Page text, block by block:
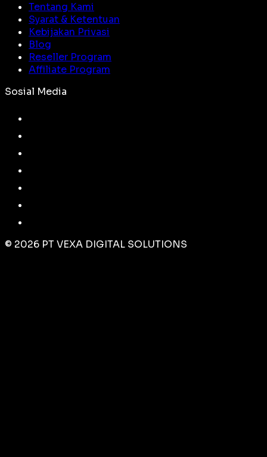
Tentang Kami
Syarat & Ketentuan
Kebijakan Privasi
Blog
Reseller Program
Affiliate Program
Sosial Media
© 2026 PT VEXA DIGITAL SOLUTIONS